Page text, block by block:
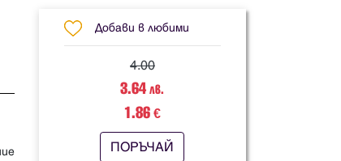
Добави в любими
4.00
3.64 лв.
1.86€
ПОРЪЧАЙ